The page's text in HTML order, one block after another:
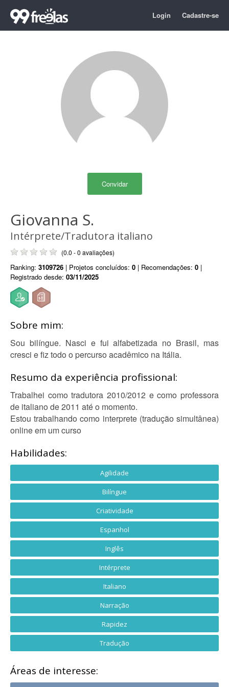
Login Cadastre-se
Convidar
Giovanna S.
Intérprete/Tradutora italiano
(0.0 - 0 avaliações)
Ranking: 3109726 | Projetos concluídos: 0 | Recomendações: 0 |
Registrado desde: 03/11/2025
Sobre mim:
Sou bilíngue. Nasci e fui alfabetizada no Brasil, mas
cresci e fiz todo o percurso acadêmico na Itália.
Resumo da experiência profissional:
Trabalhei como tradutora 2010/2012 e como professora
de italiano de 2011 até o momento.
Estou trabalhando como interprete (tradução simultânea)
online em um curso
Habilidades:
Agilidade
Bilíngue
Criatividade
Espanhol
Inglês
Intérprete
Italiano
Narração
Rapidez
Tradução
Áreas de interesse: